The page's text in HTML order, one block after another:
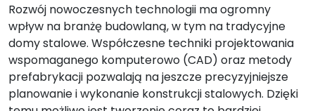
Rozwój nowoczesnych technologii ma ogromny
wpływ na branżę budowlaną, w tym na tradycyjne
domy stalowe. Współczesne techniki projektowania
wspomaganego komputerowo (CAD) oraz metody
prefabrykacji pozwalają na jeszcze precyzyjniejsze
planowanie i wykonanie konstrukcji stalowych. Dzięki